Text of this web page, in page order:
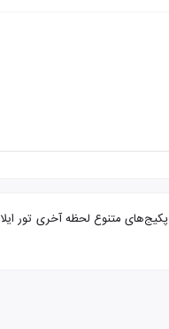
شما میهمانان عزیز است. پکیج‌های متنوع لحظه